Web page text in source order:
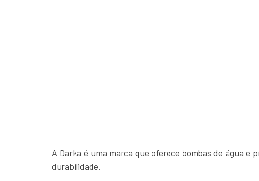
A Darka é uma marca que oferece bombas de água e
durabilidade.